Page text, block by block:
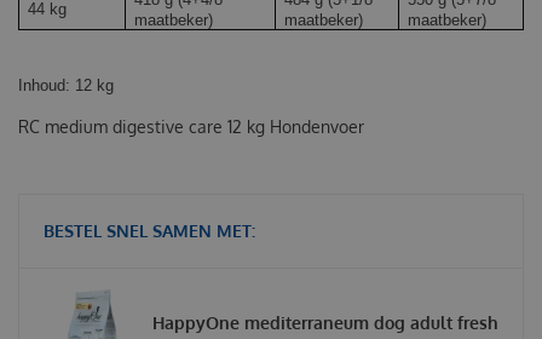
44 kg
maatbeker)
maatbeker)
maatbeker)
Inhoud: 12 kg
RC medium digestive care 12 kg Hondenvoer
BESTEL SNEL SAMEN MET:
HappyOne mediterraneum dog adult fresh